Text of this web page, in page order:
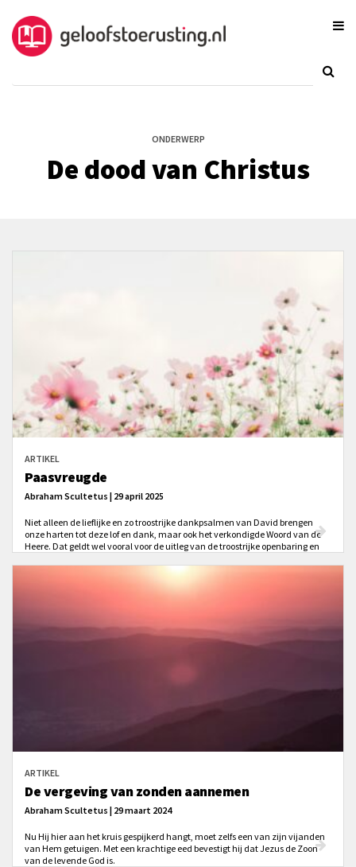
ONDERWERP
De dood van Christus
ARTIKEL
Paasvreugde
Abraham Scultetus | 29 april 2025
Niet alleen de lieflijke en zo troostrijke dankpsalmen van David brengen
onze harten tot deze lof en dank, maar ook het verkondigde Woord van de
Heere. Dat geldt wel vooral voor de uitleg van de troostrijke openbaring en
ARTIKEL
De vergeving van zonden aannemen
Abraham Scultetus | 29 maart 2024
Nu Hij hier aan het kruis gespijkerd hangt, moet zelfs een van zijn vijanden
van Hem getuigen. Met een krachtige eed bevestigt hij dat Jezus de Zoon
van de levende God is.